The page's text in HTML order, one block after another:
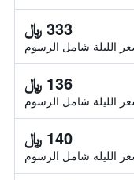
333 ﷼
الليلة شامل الرسوم
136 ﷼
الليلة شامل الرسوم
140 ﷼
الليلة شامل الرسوم